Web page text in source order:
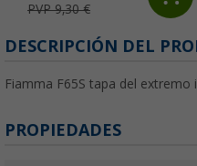
PVP 9,30 €
DESCRIPCIÓN DEL
Fiamma F65S tapa del extremo
PROPIEDADES